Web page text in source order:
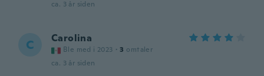
ca. 3 år siden
C Carolina
Ble med i 2023 · 3 omtaler
ca. 3 år siden